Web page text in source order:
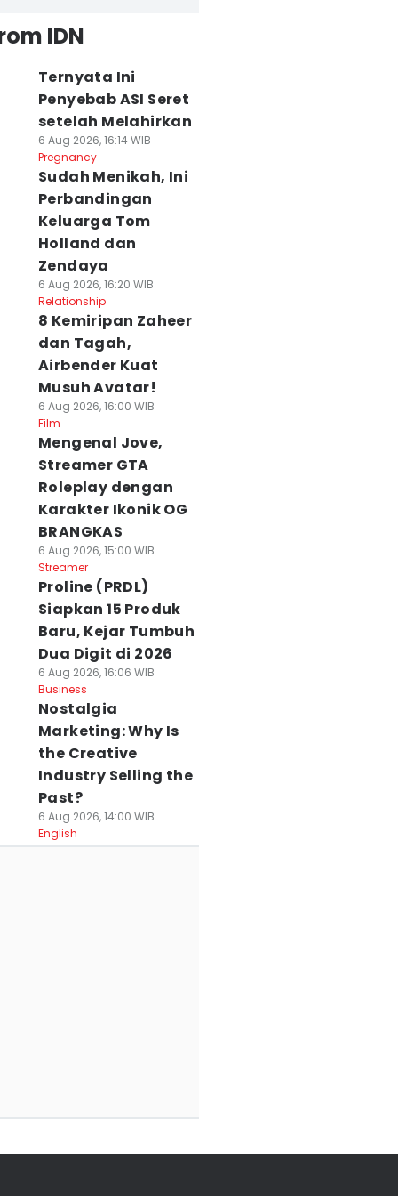
IDN
Ternyata Ini
Penyebab ASI Seret
setelah Melahirkan
6 Aug 2026, 16:14 WIB
Pregnancy
Sudah Menikah, Ini
Perbandingan
Keluarga Tom
Holland dan
Zendaya
6 Aug 2026, 16:20 WIB
Relationship
8 Kemiripan Zaheer
dan Tagah,
Airbender Kuat
Musuh Avatar!
6 Aug 2026, 16:00 WIB
Film
Mengenal Jove,
Streamer GTA
Roleplay dengan
Karakter Ikonik OG
BRANGKAS
6 Aug 2026, 15:00 WIB
Streamer
Proline (PRDL)
Siapkan 15 Produk
Baru, Kejar Tumbuh
Dua Digit di 2026
6 Aug 2026, 16:06 WIB
Business
Nostalgia
Marketing: Why Is
the Creative
Industry Selling the
Past?
6 Aug 2026, 14:00 WIB
English